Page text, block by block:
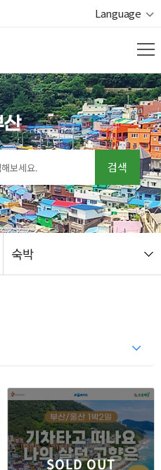
Language
검색
숙박
SOLD OUT